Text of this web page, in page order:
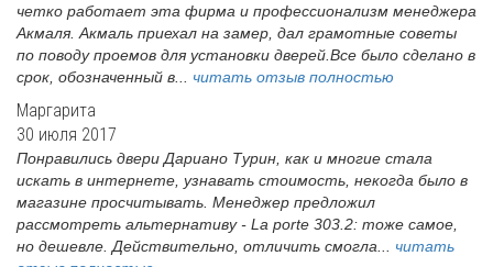
четко работает эта фирма и профессионализм менеджера
Акмаля. Акмаль приехал на замер, дал грамотные советы
по поводу проемов для установки дверей.Все было сделано в
срок, обозначенный в... читать отзыв полностью
Маргарита
30 июля 2017
Понравились двери Дариано Турин, как и многие стала
искать в интернете, узнавать стоимость, некогда было в
магазине просчитывать. Менеджер предложил
рассмотреть альтернативу - La porte 303.2: тоже самое,
но дешевле. Действительно, отличить смогла... читать